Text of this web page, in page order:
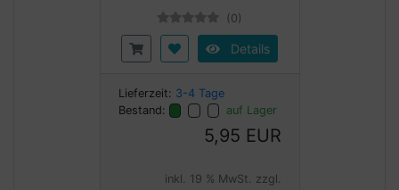
(0)
Details
Lieferzeit: 3-4 Tage
Bestand:
auf Lager
5,95 EUR
inkl. 19 % MwSt. zzgl.